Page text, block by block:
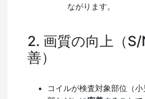
ながります。
2. 画質の向上（
善）
コイルが検査対象部位（